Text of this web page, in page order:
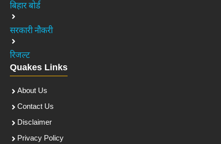
बिहार बोर्ड
सरकारी नौकरी
रिजल्ट
Quakes Links
About Us
Contact Us
Disclaimer
Privacy Policy